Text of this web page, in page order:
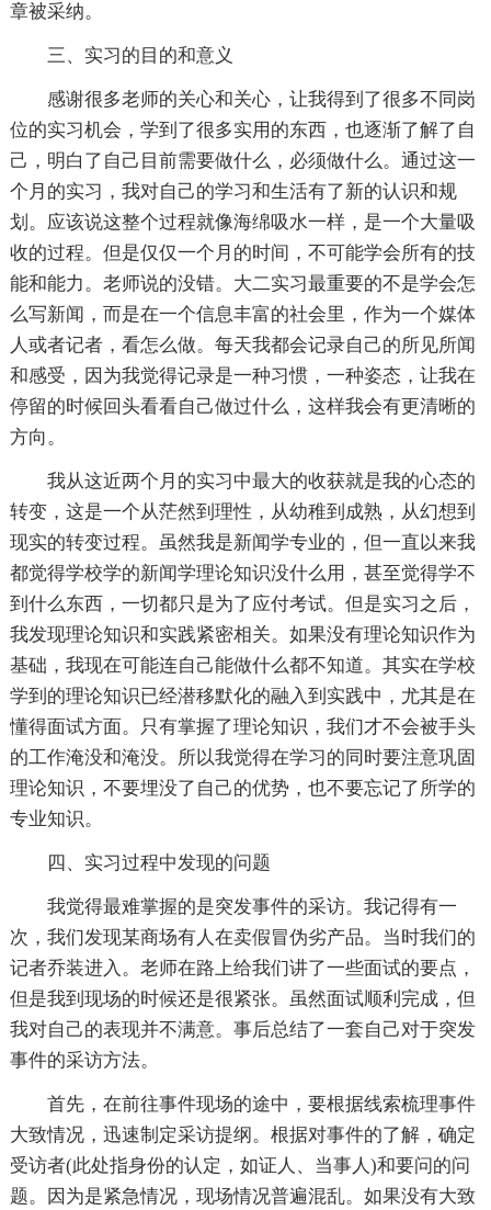
章被采纳。
三、实习的目的和意义
感谢很多老师的关心和关心，让我得到了很多不同岗
位的实习机会，学到了很多实用的东西，也逐渐了解了自
己，明白了自己目前需要做什么，必须做什么。通过这一
个月的实习，我对自己的学习和生活有了新的认识和规
划。应该说这整个过程就像海绵吸水一样，是一个大量吸
收的过程。但是仅仅一个月的时间，不可能学会所有的技
能和能力。老师说的没错。大二实习最重要的不是学会怎
么写新闻，而是在一个信息丰富的社会里，作为一个媒体
人或者记者，看怎么做。每天我都会记录自己的所见所闻
和感受，因为我觉得记录是一种习惯，一种姿态，让我在
停留的时候回头看看自己做过什么，这样我会有更清晰的
方向。
我从这近两个月的实习中最大的收获就是我的心态的
转变，这是一个从茫然到理性，从幼稚到成熟，从幻想到
现实的转变过程。虽然我是新闻学专业的，但一直以来我
都觉得学校学的新闻学理论知识没什么用，甚至觉得学不
到什么东西，一切都只是为了应付考试。但是实习之后，
我发现理论知识和实践紧密相关。如果没有理论知识作为
基础，我现在可能连自己能做什么都不知道。其实在学校
学到的理论知识已经潜移默化的融入到实践中，尤其是在
懂得面试方面。只有掌握了理论知识，我们才不会被手头
的工作淹没和淹没。所以我觉得在学习的同时要注意巩固
理论知识，不要埋没了自己的优势，也不要忘记了所学的
专业知识。
四、实习过程中发现的问题
我觉得最难掌握的是突发事件的采访。我记得有一
次，我们发现某商场有人在卖假冒伪劣产品。当时我们的
记者乔装进入。老师在路上给我们讲了一些面试的要点，
但是我到现场的时候还是很紧张。虽然面试顺利完成，但
我对自己的表现并不满意。事后总结了一套自己对于突发
事件的采访方法。
首先，在前往事件现场的途中，要根据线索梳理事件
大致情况，迅速制定采访提纲。根据对事件的了解，确定
受访者(此处指身份的认定，如证人、当事人)和要问的问
题。因为是紧急情况，现场情况普遍混乱。如果没有大致